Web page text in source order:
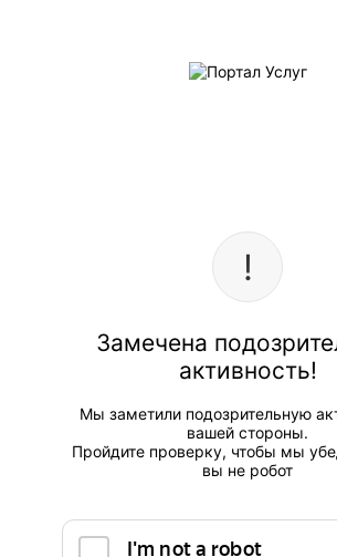
Замечена
активность!
Мы заметили подозрительную
вашей стороны.
Пройдите проверку, чтобы мы
вы не робот